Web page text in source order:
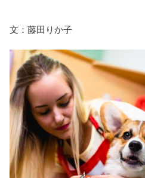
文：藤田りか子